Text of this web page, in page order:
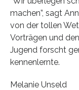
machen”, sagt
von der tollen
Vorträgen und
Jugend forscht
kennenlernte.
Melanie Unseld